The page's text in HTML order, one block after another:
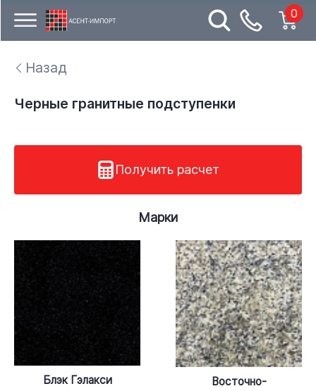
0
Назад
Черные гранитные подступенки
Получить расчет
Марки
Блэк Гэлакси
Восточно-